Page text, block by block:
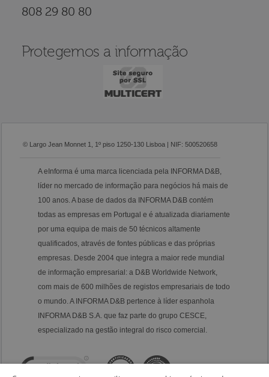
808 29 80 80
Protegemos a informação
© Largo Jean Monnet 1, 1º piso 1250-130 Lisboa | NIF: 500520658
A eInforma é uma marca licenciada pela INFORMA D&B,
líder no mercado de informação para negócios há mais de
100 anos. A base de dados da INFORMA D&B contém
todas as empresas em Portugal e é atualizada diariamente
por uma equipa de mais de 50 técnicos altamente
qualificados, através de fontes públicas e das próprias
empresas. Desde 2004 que integra a maior rede mundial
de informação empresarial: a D&B Worldwide Network,
com mais de 600 milhões de registos empresariais de todo
o mundo. A INFORMA D&B pertence à líder espanhola
INFORMA D&B S.A. que faz parte do grupo CESCE,
especializado na gestão integral do risco comercial.